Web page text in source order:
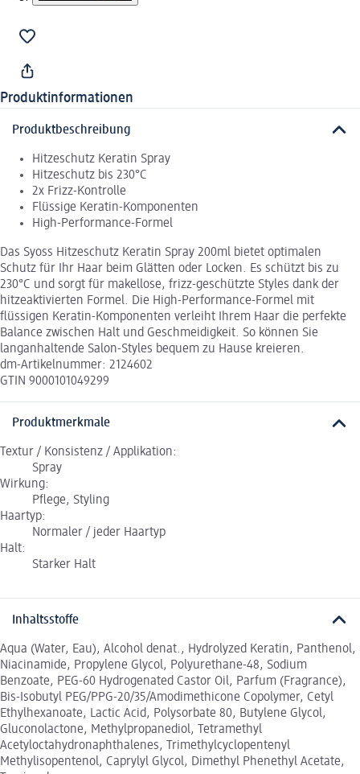
Produktinformationen
Produktbeschreibung
Hitzeschutz Keratin Spray
Hitzeschutz bis 230°C
2x Frizz-Kontrolle
Flüssige Keratin-Komponenten
High-Performance-Formel
Das Syoss Hitzeschutz Keratin Spray 200ml bietet optimalen
Schutz für Ihr Haar beim Glätten oder Locken. Es schützt bis zu
230°C und sorgt für makellose, frizz-geschützte Styles dank der
hitzeaktivierten Formel. Die High-Performance-Formel mit
flüssigen Keratin-Komponenten verleiht Ihrem Haar die perfekte
Balance zwischen Halt und Geschmeidigkeit. So können Sie
langanhaltende Salon-Styles bequem zu Hause kreieren.
dm-Artikelnummer: 2124602
GTIN 9000101049299
Produktmerkmale
Textur / Konsistenz / Applikation:
Spray
Wirkung:
Pflege, Styling
Haartyp:
Normaler / jeder Haartyp
Halt:
Starker Halt
Inhaltsstoffe
Aqua (Water, Eau), Alcohol denat., Hydrolyzed Keratin, Panthenol,
Niacinamide, Propylene Glycol, Polyurethane-48, Sodium
Benzoate, PEG-60 Hydrogenated Castor Oil, Parfum (Fragrance),
Bis-Isobutyl PEG/PPG-20/35/Amodimethicone Copolymer, Cetyl
Ethylhexanoate, Lactic Acid, Polysorbate 80, Butylene Glycol,
Gluconolactone, Methylpropanediol, Tetramethyl
Acetyloctahydronaphthalenes, Trimethylcyclopentenyl
Methylisopentenol, Caprylyl Glycol, Dimethyl Phenethyl Acetate,